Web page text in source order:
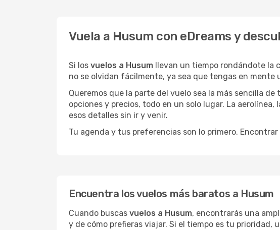
Vuela a Husum con eDreams y
Si los vuelos a Husum llevan un tiempo rondándote la
no se olvidan fácilmente, ya sea que tengas en mente
Queremos que la parte del vuelo sea la más sencilla de
opciones y precios, todo en un solo lugar. La
esos detalles sin ir y venir.
Tu agenda y tus preferencias son lo primero.
Encuentra los vuelos más baratos a Husum
Cuando buscas vuelos a Husum, encontrarás una
y de cómo prefieras viajar. Si el tiempo es tu